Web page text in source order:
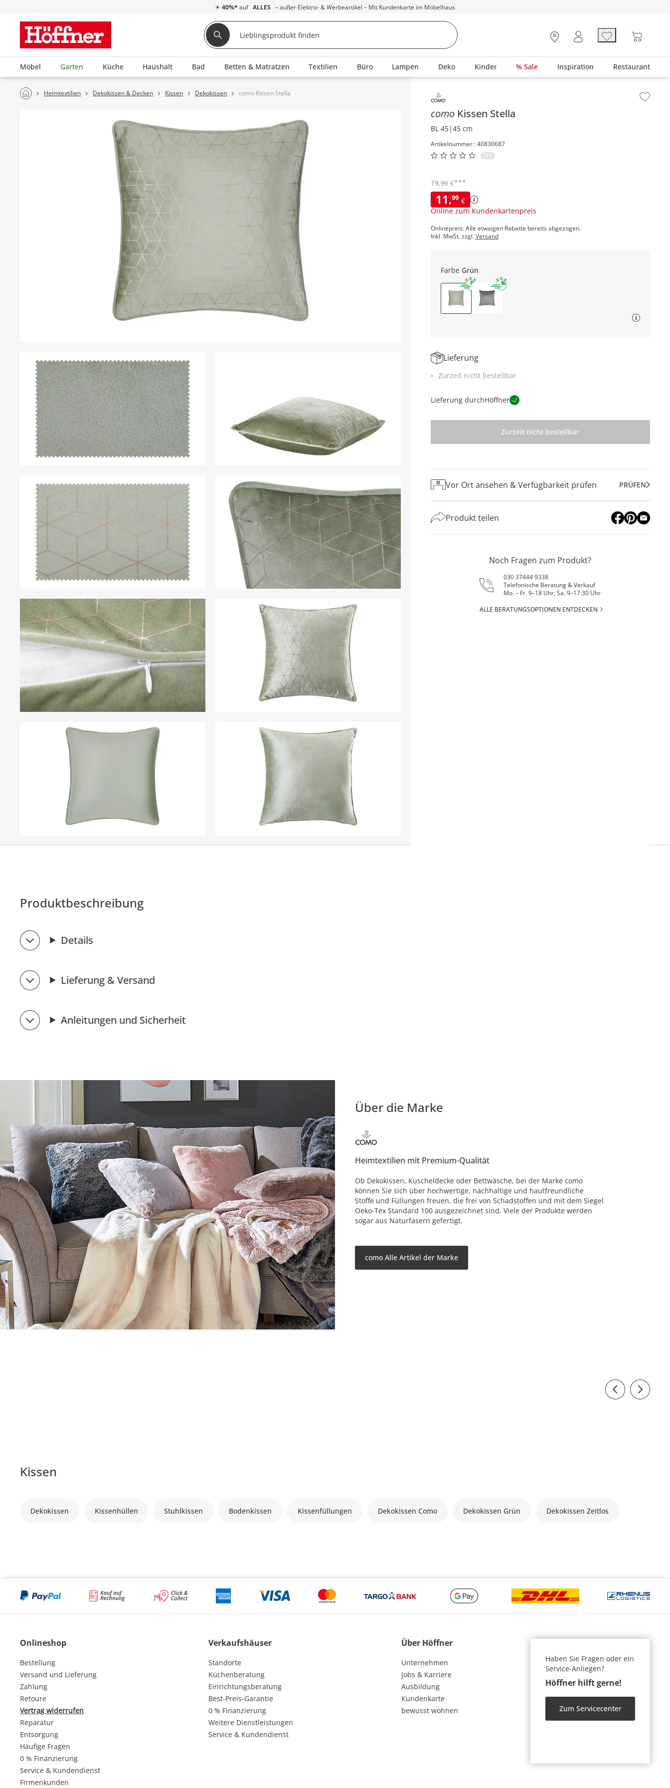
☀ 40%* auf ALLES – außer Elektro- & Werbeartikel – Mit Kundenkarte im Möbelhaus
Möbel Garten Küche Haushalt Bad Betten & Matratzen Textilien Büro Lampen Deko Kinder % Sale Inspiration Restaurant
Heimtextilien Dekokissen & Decken Kissen Dekokissen como Kissen Stella Inhalt der Seitenleiste überspringen - Zum Seitenende
como Kissen Stella
BL 45|45 cm
Artikelnummer : 40830687
0/5
11,99 €
Online zum Kundenkartenpreis
19,99 €***
Onlinepreis: Alle etwaigen Rabatte bereits abgezogen.
Inkl. MwSt. zzgl.Versand
Farbe Grün
Lieferung
Zurzeit nicht bestellbar
Lieferung durchHöffner
Zurzeit nicht bestellbar
Vor Ort ansehen & Verfügbarkeit prüfen PRÜFEN
Produkt teilen
Noch Fragen zum Produkt?
030 37444 9338
Telefonische Beratung & Verkauf
Mo. – Fr. 9–18 Uhr, Sa. 9–17:30 Uhr
ALLE BERATUNGSOPTIONEN ENTDECKEN
Produktbeschreibung
Details
Lieferung & Versand
Anleitungen und Sicherheit
Über die Marke
Heimtextilien mit Premium-Qualität
Ob Dekokissen, Kuscheldecke oder Bettwäsche, bei der Marke como
können Sie sich über hochwertige, nachhaltige und hautfreundliche
Stoffe und Füllungen freuen, die frei von Schadstoffen und mit dem Siegel
Oeko-Tex Standard 100 ausgezeichnet sind. Viele der Produkte werden
sogar aus Naturfasern gefertigt.
como Alle Artikel der Marke
Kissen
Dekokissen Kissenhüllen Stuhlkissen Bodenkissen Kissenfüllungen Dekokissen Como Dekokissen Grün Dekokissen Zeitlos
Onlineshop
Bestellung
Versand und Lieferung
Zahlung
Retoure
Vertrag widerrufen
Reparatur
Entsorgung
Häufige Fragen
0 % Finanzierung
Service & Kundendienst
Firmenkunden
Verkaufshäuser
Standorte
Küchenberatung
Einrichtungsberatung
Best-Preis-Garantie
0 % Finanzierung
Weitere Dienstleistungen
Service & Kundendienst
Über Höffner
Unternehmen
Jobs & Karriere
Ausbildung
Kundenkarte
bewusst wohnen
Haben Sie Fragen oder ein
Service-Anliegen?
Höffner hilft gerne!
Zum Servicecenter